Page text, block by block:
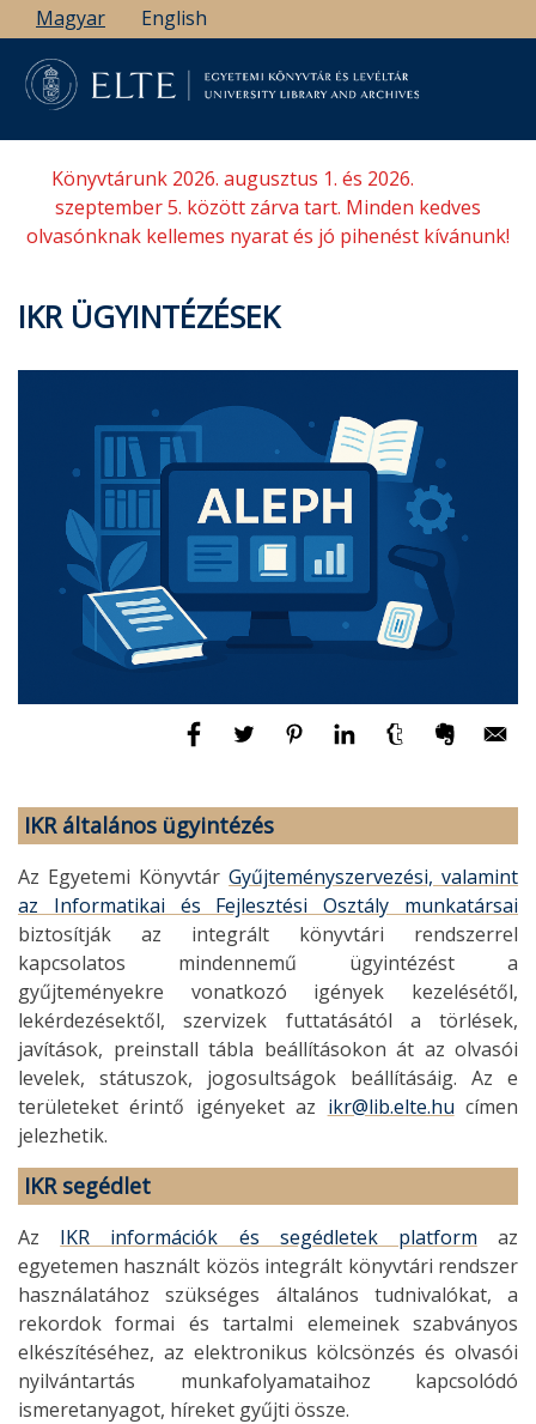
Ugrás
a
tartalomra
Magyar English
Könyvtárunk 2026. augusztus 1. és 2026.
szeptember 5. között zárva tart. Minden kedves
olvasónknak kellemes nyarat és jó pihenést kívánunk!
IKR ÜGYINTÉZÉSEK
IKR általános ügyintézés
Az Egyetemi Könyvtár Gyűjteményszervezési, valamint
az Informatikai és Fejlesztési Osztály munkatársai
biztosítják az integrált könyvtári rendszerrel
kapcsolatos mindennemű ügyintézést a
gyűjteményekre vonatkozó igények kezelésétől,
lekérdezésektől, szervizek futtatásától a törlések,
javítások, preinstall tábla beállításokon át az olvasói
levelek, státuszok, jogosultságok beállításáig. Az e
területeket érintő igényeket az ikr@lib.elte.hu címen
jelezhetik.
IKR segédlet
Az IKR információk és segédletek platform az
egyetemen használt közös integrált könyvtári rendszer
használatához szükséges általános tudnivalókat, a
rekordok formai és tartalmi elemeinek szabványos
elkészítéséhez, az elektronikus kölcsönzés és olvasói
nyilvántartás munkafolyamataihoz kapcsolódó
ismeretanyagot, híreket gyűjti össze.